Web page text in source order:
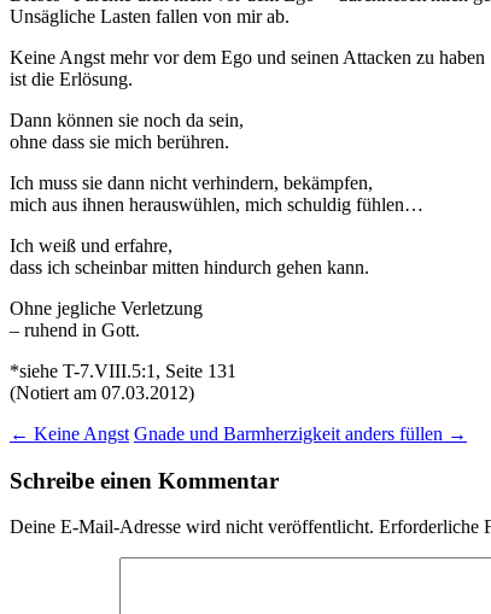
Unsägliche Lasten fallen von mir ab.
Keine Angst mehr vor dem Ego und seinen Attacken zu haben
ist die Erlösung.
Dann können sie noch da sein,
ohne dass sie mich berühren.
Ich muss sie dann nicht verhindern, bekämpfen,
mich aus ihnen herauswühlen, mich schuldig fühlen…
Ich weiß und erfahre,
dass ich scheinbar mitten hindurch gehen kann.
Ohne jegliche Verletzung
– ruhend in Gott.
*siehe T-7.VIII.5:1, Seite 131
(Notiert am 07.03.2012)
Beitragsnavigation
← Keine Angst Gnade und Barmherzigkeit anders füllen →
Schreibe einen Kommentar
Deine E-Mail-Adresse wird nicht veröffentlicht. Erforderliche